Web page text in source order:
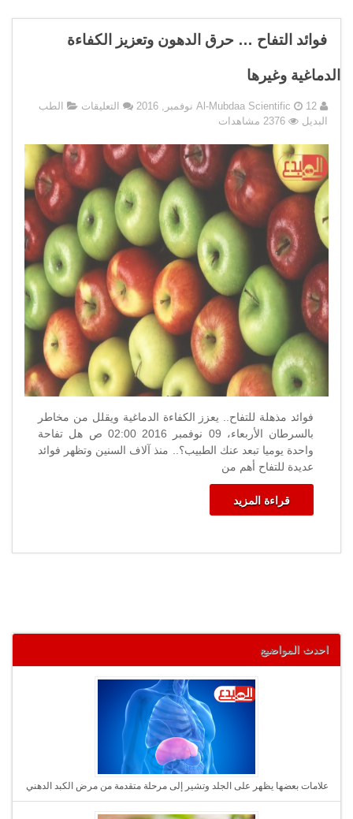
فوائد التفاح … حرق الدهون وتعزيز الكفاءة
الدماغية وغيرها
Al-Mubdaa Scientific 12 نوفمبر, 2016 التعليقات على
…
حرق
الدهون
وتعزيز
الكفاءة
الدماغية
وغيرها
مغلقة
الطب
البديل
2376 مشاهدات
فوائد مذهلة للتفاح.. يعزز الكفاءة الدماغية ويقلل من مخاطر
بالسرطان الأربعاء، 09 نوفمبر 2016 02:00 ص هل تفاحة
واحدة يوميا تبعد عنك الطبيب؟.. منذ آلاف السنين وتظهر فوائد
عديدة للتفاح أهم من
قراءة المزيد
احدث المواضيع
علامات بعضها يظهر على الجلد وتشير إلى مرحلة متقدمة من مرض الكبد الدهني